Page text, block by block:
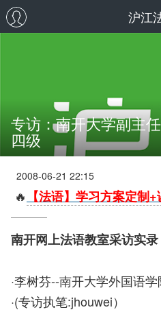
沪江
专访：南开大学副主
四级
2008-06-21 22:15
🔥 【法语】学习方案定制
南开网上法语教室采访实录
·李树芬--南开大学外国语
·(专访执笔:jhouwei）